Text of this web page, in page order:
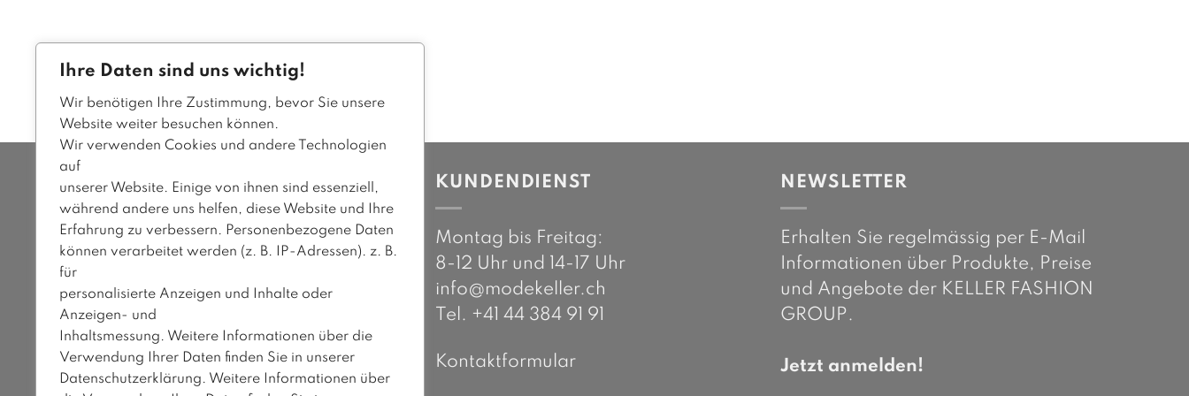
Ihre Daten sind uns wichtig!
Wir benötigen Ihre Zustimmung, bevor Sie unsere
Website weiter besuchen können.
Wir verwenden Cookies und andere Technologien
auf
unserer Website. Einige von ihnen sind essenziell,
während andere uns helfen, diese Website und Ihre
Erfahrung zu verbessern. Personenbezogene Daten
können verarbeitet werden (z. B. IP-Adressen). z. B.
für
personalisierte Anzeigen und Inhalte oder
Anzeigen- und
Inhaltsmessung. Weitere Informationen über die
Verwendung Ihrer Daten finden Sie in unserer
Datenschutzerklärung. Weitere Informationen über
KELLER FASHION GROUP
Über uns
Jobs
Intern
KUNDENDIENST
Montag bis Freitag:
8-12 Uhr und 14-17 Uhr
info@modekeller.ch
Tel. +41 44 384 91 91
Kontaktformular
NEWSLETTER
Erhalten Sie regelmässig per E-Mail
Informationen über Produkte, Preise
und Angebote der KELLER FASHION
GROUP.
Jetzt anmelden!